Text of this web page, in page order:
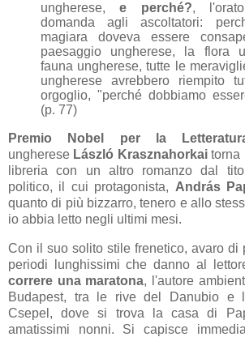
ungherese,e perché?, l'
domanda agli ascoltatori:
magiara doveva essere
paesaggio ungherese, la flora
fauna ungherese, tutte le
ungherese avrebbero riempito
orgoglio, "perché dobbiamo
(p. 77)
Premio Nobel per la
ungherese László Krasznahorkaitorna
libreria con un altro romanzo dal
politico, il cui protagonista, András
quanto di più bizzarro, tenero e allo
io abbia letto negli ultimi mesi.
Con il suo solito stile frenetico, avaro di
periodi lunghissimi che danno al
correre una maratona, l'autore
Budapest, tra le rive del Danubio e
Csepel, dove si trova la casa di
amatissimi nonni. Si capisce